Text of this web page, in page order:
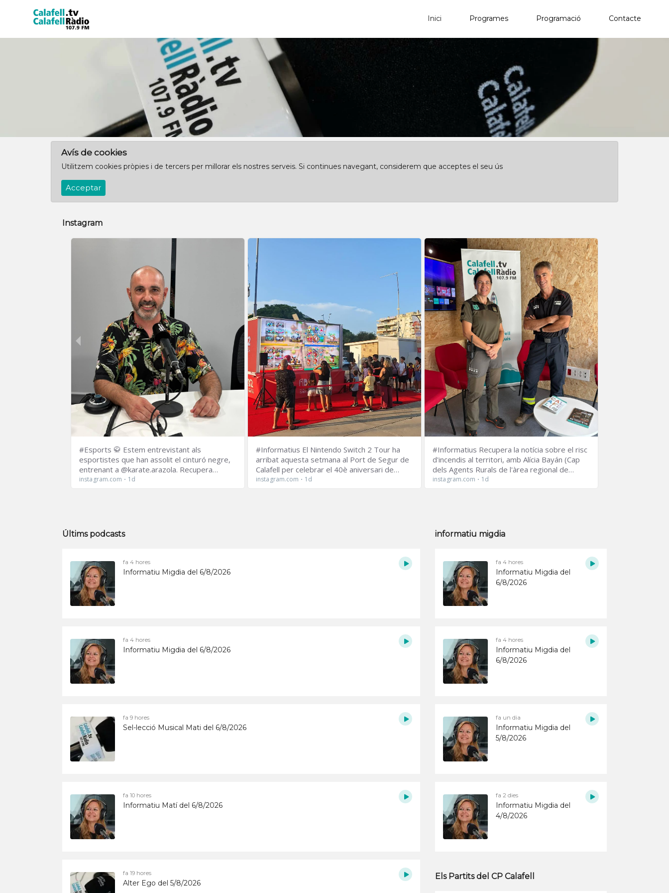
Clica aquí per començar des de l'inici
Inici Programes Programació Contacte
Avís de cookies
Utilitzem cookies pròpies i de tercers per millorar els nostres serveis. Si continues navegant, considerem que acceptes el seu ús
Acceptar
Instagram
Últims podcasts
fa 4 hores
Informatiu Migdia del 6/8/2026
fa 4 hores
Informatiu Migdia del 6/8/2026
fa 9 hores
Sel-lecció Musical Mati del 6/8/2026
fa 10 hores
Informatiu Matí del 6/8/2026
fa 19 hores
Alter Ego del 5/8/2026
informatiu migdia
fa 4 hores
Informatiu Migdia del
6/8/2026
fa 4 hores
Informatiu Migdia del
6/8/2026
fa un dia
Informatiu Migdia del
5/8/2026
fa 2 dies
Informatiu Migdia del
4/8/2026
Els Partits del CP Calafell